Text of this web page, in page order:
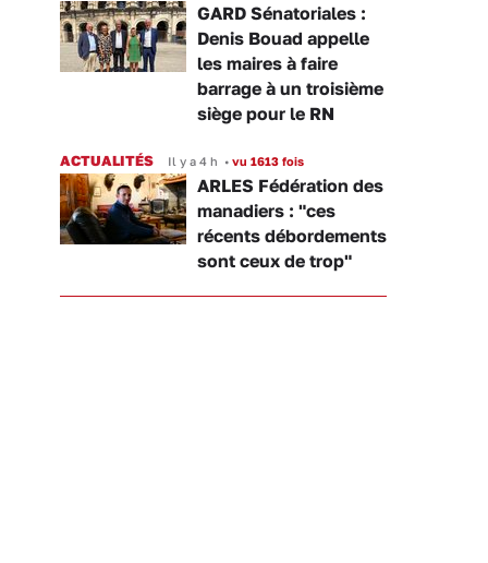
GARD Sénatoriales :
Denis Bouad appelle
les maires à faire
barrage à un troisième
siège pour le RN
ACTUALITÉS Il y a 4 h • vu 1613 fois
ARLES Fédération des
manadiers : "ces
récents débordements
sont ceux de trop"